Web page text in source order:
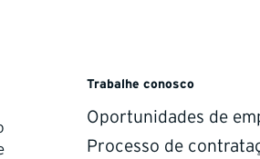
Trabalhe conosco
Oportunidades de
Processo de